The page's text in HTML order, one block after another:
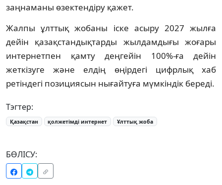
заңнаманы өзектендіру қажет.
Жалпы ұлттық жобаны іске асыру 2027 жылға
дейін қазақстандықтарды жылдамдығы жоғары
интернетпен қамту деңгейін 100%-ға дейін
жеткізуге және елдің өңірдегі цифрлық хаб
ретіндегі позициясын нығайтуға мүмкіндік береді.
Тэгтер:
Қазақстан қолжетімді интернет Ұлттық жоба
БӨЛІСУ: